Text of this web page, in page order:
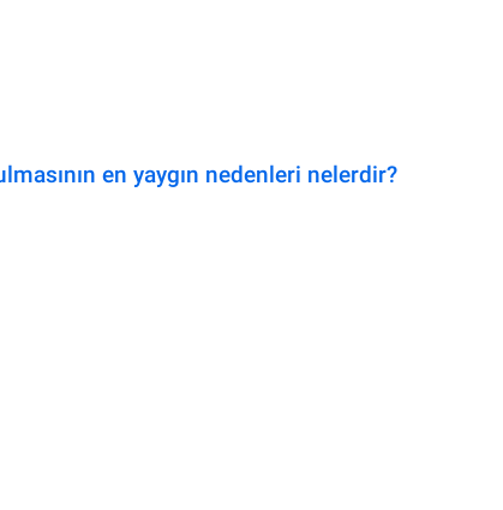
en yaygın nedenleri nelerdir?